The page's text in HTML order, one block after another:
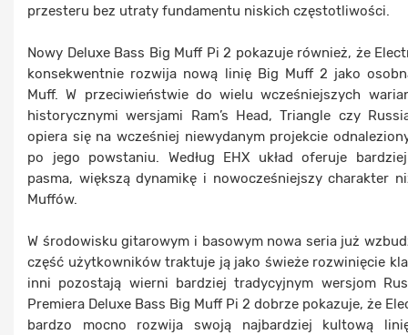
przesteru bez utraty fundamentu niskich częstotliwości.
Nowy Deluxe Bass Big Muff Pi 2 pokazuje również, że
konsekwentnie rozwija nową linię Big Muff 2 jako
Muff. W przeciwieństwie do wielu wcześniejszych
historycznymi wersjami Ram’s Head, Triangle czy
opiera się na wcześniej niewydanym projekcie
po jego powstaniu. Według EHX układ oferuje
pasma, większą dynamikę i nowocześniejszy charakter
Muffów.
W środowisku gitarowym i basowym nowa seria już
część użytkowników traktuje ją jako świeże rozwinięcie
inni pozostają wierni bardziej tradycyjnym wersjom
Premiera Deluxe Bass Big Muff Pi 2 dobrze pokazuje, że
bardzo mocno rozwija swoją najbardziej kultową